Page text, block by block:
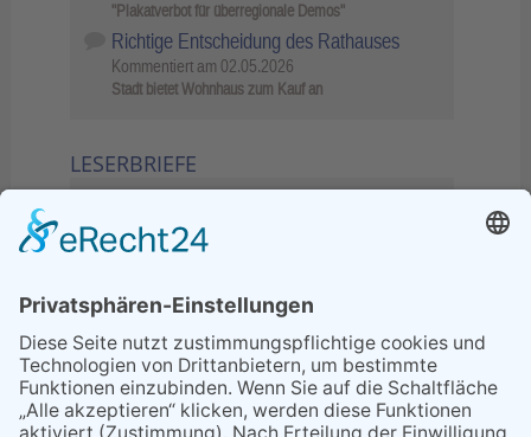
"Plakatverbot für überregionale Demos"
Richtige Entscheidung des Rathauses
Kommentiert am 02.05.2026
Stadt bietet Wohnhaus zum Kauf an
LESERBRIEFE
Sperrung B455: Kleiner
Grenzverkehr statt weite Wege
21.04.2026
Wenn Bahn-Computer nicht
miteinander kommunizieren
11.03.2026
"Plakatverbot für überregionale
Demos"